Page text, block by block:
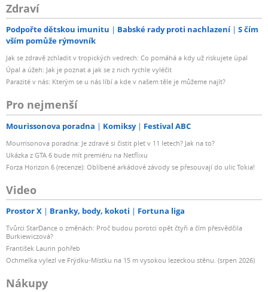
Zdraví
Podpořte dětskou imunitu Babské rady proti nachlazení
S čím
vším pomůže rýmovník
Jak se zdravě zchladit v tropických vedrech: Co pomáhá a kdy už riskujete úpal
Úpal a úžeh: Jak je poznat a jak se z nich rychle vyléčit
Parazité v nás: Kterým se u nás líbí a kde v našem těle je můžeme najít?
Pro nejmenší
Mourissonova poradna Komiksy Festival ABC
Mourrisonova poradna: Je zdravé si čistit pleť v 11 letech? Jak na to?
Ukázka z GTA 6 bude mít premiéru na Netflixu
Forza Horizon 6 (recenze): Oblíbené arkádové závody se přesouvají do ulic Tokia!
Video
Prostor X Branky, body, kokoti Fortuna liga
Tvůrci StarDance o změnách: Proč budou porotci opět čtyři a čím přesvědčila
Burkiewiczová?
František Laurin pohřeb
Ochmelka vylezl ve Frýdku-Místku na 15 m vysokou lezeckou stěnu. (srpen 2026)
Nákupy